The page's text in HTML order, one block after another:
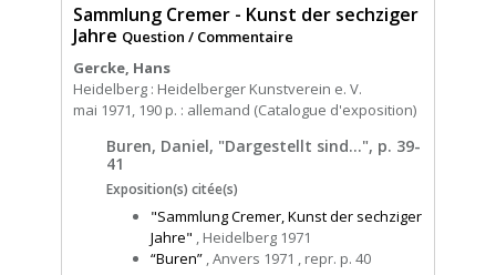
Sammlung Cremer - Kunst der sechziger
Jahre Question / Commentaire
Gercke, Hans
Heidelberg : Heidelberger Kunstverein e. V.
mai 1971, 190 p. : allemand (Catalogue d'exposition)
Buren, Daniel, "Dargestellt sind…", p. 39-
41
Exposition(s) citée(s)
"Sammlung Cremer, Kunst der sechziger
Jahre" , Heidelberg 1971
“Buren” , Anvers 1971 , repr. p. 40